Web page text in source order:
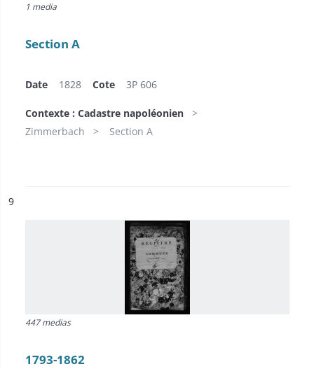
1 media
Section A
Date 1828 Cote 3P 606
Contexte : Cadastre napoléonien
Zimmerbach
Section A
n°
9
447 medias
1793-1862